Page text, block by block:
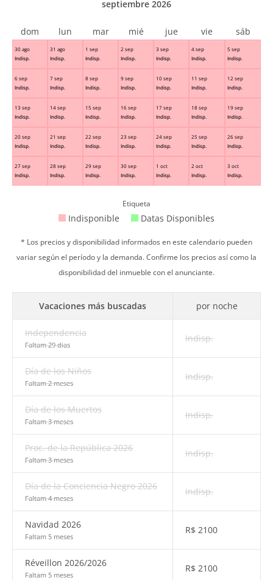
30 ago
Indisp.
31 ago
Indisp.
1 sep
Indisp.
2 sep
Indisp.
3 sep
Indisp.
4 sep
Indisp.
5 sep
Indisp.
6 sep
Indisp.
7 sep
Indisp.
8 sep
Indisp.
9 sep
Indisp.
10 sep
Indisp.
11 sep
Indisp.
12 sep
Indisp.
13 sep
Indisp.
14 sep
Indisp.
15 sep
Indisp.
16 sep
Indisp.
17 sep
Indisp.
18 sep
Indisp.
19 sep
Indisp.
20 sep
Indisp.
21 sep
Indisp.
22 sep
Indisp.
23 sep
Indisp.
24 sep
Indisp.
25 sep
Indisp.
26 sep
Indisp.
27 sep
Indisp.
28 sep
Indisp.
29 sep
Indisp.
30 sep
Indisp.
1 oct
Indisp.
2 oct
Indisp.
3 oct
Indisp.
septiembre 2026
dom lun mar mié jue vie sáb
Etiqueta
Indisponible Datas Disponibles
* Los precios y disponibilidad informados en este calendario pueden
variar según el período y la demanda. Confirme los precios así como la
disponibilidad del inmueble con el anunciante.
Vacaciones más buscadas por noche
Independencia
Faltam 29 dias
Indisp.
Día de los Niños
Faltam 2 meses
Indisp.
Día de los Muertos
Faltam 3 meses
Indisp.
Proc. de la República 2026
Faltam 3 meses
Indisp.
Día de la Conciencia Negro 2026
Faltam 4 meses
Indisp.
Navidad 2026
Faltam 5 meses
R$ 2100
Réveillon 2026/2026
Faltam 5 meses
R$ 2100